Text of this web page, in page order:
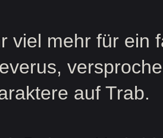
viel mehr für ein
auf Trab.